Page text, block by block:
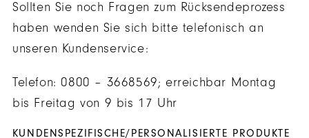
Sollten Sie noch Fragen zum Rücksendeprozess
haben wenden Sie sich bitte telefonisch an
unseren Kundenservice:
Telefon: 0800 – 3668569; erreichbar Montag
bis Freitag von 9 bis 17 Uhr
KUNDENSPEZIFISCHE/PERSONALISIERTE PRODUKTE